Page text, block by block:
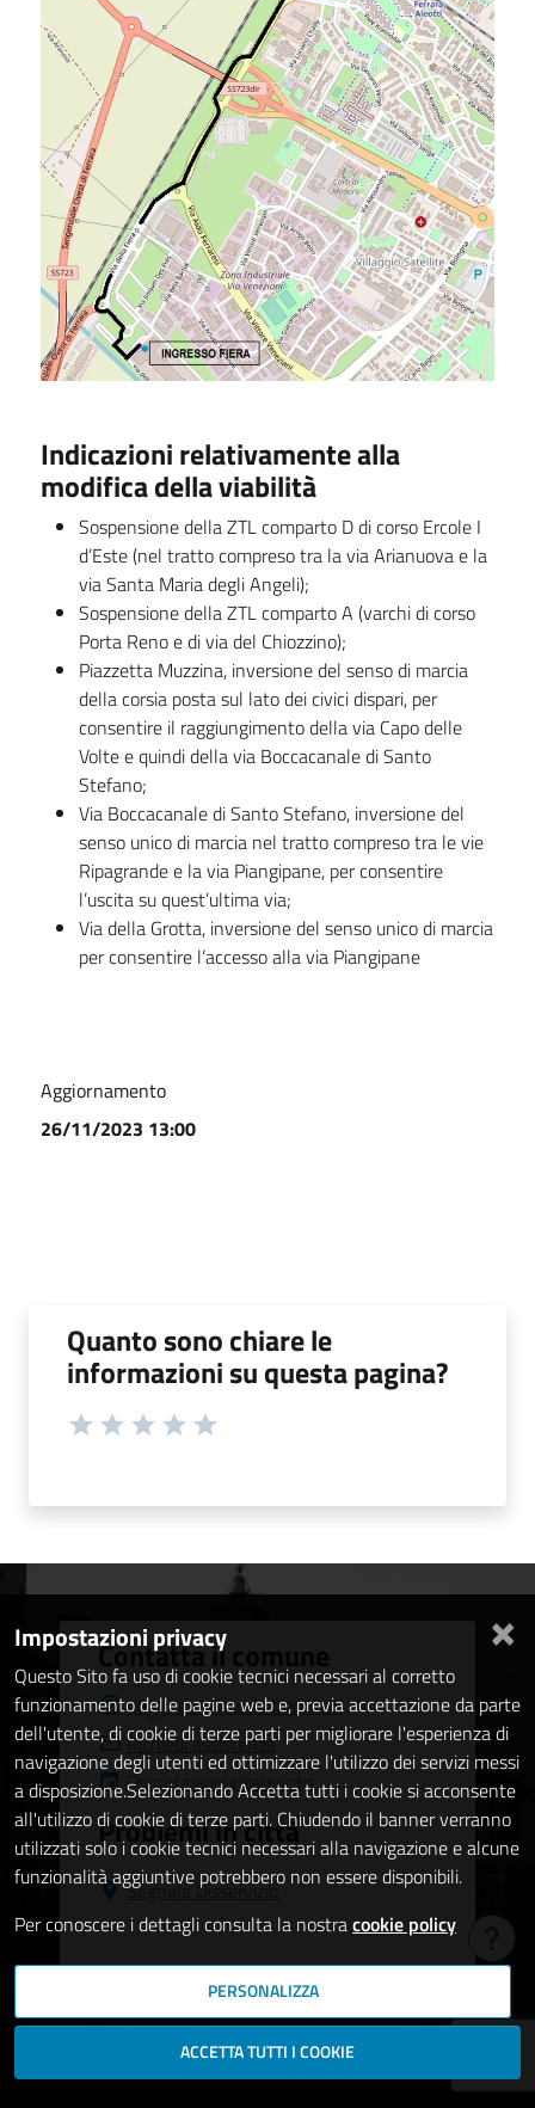
Indicazioni relativamente alla
modifica della viabilità
Sospensione della ZTL comparto D di corso Ercole I
d’Este (nel tratto compreso tra la via Arianuova e la
via Santa Maria degli Angeli);
Sospensione della ZTL comparto A (varchi di corso
Porta Reno e di via del Chiozzino);
Piazzetta Muzzina, inversione del senso di marcia
della corsia posta sul lato dei civici dispari, per
consentire il raggiungimento della via Capo delle
Volte e quindi della via Boccacanale di Santo
Stefano;
Via Boccacanale di Santo Stefano, inversione del
senso unico di marcia nel tratto compreso tra le vie
Ripagrande e la via Piangipane, per consentire
l’uscita su quest’ultima via;
Via della Grotta, inversione del senso unico di marcia
per consentire l’accesso alla via Piangipane
Aggiornamento
26/11/2023 13:00
Quanto sono chiare le
informazioni su questa pagina?
Contatta il comune
Leggi le domande frequenti
Richiedi assistenza
Prenota appuntamento
Problemi in città
Segnala Disservizio
×
Impostazioni privacy
Questo Sito fa uso di cookie tecnici necessari al corretto
funzionamento delle pagine web e, previa accettazione da parte
dell'utente, di cookie di terze parti per migliorare l'esperienza di
navigazione degli utenti ed ottimizzare l'utilizzo dei servizi messi
a disposizione.Selezionando Accetta tutti i cookie si acconsente
all'utilizzo di cookie di terze parti. Chiudendo il banner verranno
utilizzati solo i cookie tecnici necessari alla navigazione e alcune
funzionalità aggiuntive potrebbero non essere disponibili.
Per conoscere i dettagli consulta la nostracookie policy
PERSONALIZZA
ACCETTA TUTTI I COOKIE
Hai